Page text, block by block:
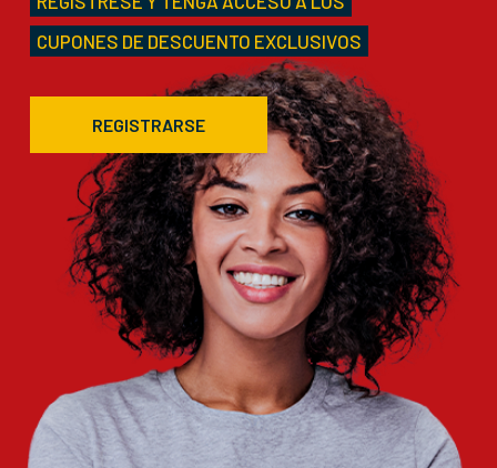
CUPONES DE DESCUENTO EXCLUSIVOS
REGISTRARSE